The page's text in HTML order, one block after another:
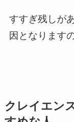
すすぎ残しが
因となります
クレイエン